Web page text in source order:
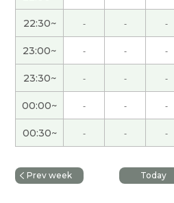
去了台湾旅鼓励学习汉语。
见吧。
( 男性 )
感谢您的上课！我也真可惜
豆腐大部分是即食食品，只有
五十种的饺子的店，听起来
思了！下次也请多关照！
谢谢您的夸奖! 我以后也继续
)
22:30~ - - -
23:00~ - - -
23:30~ - - -
00:00~ - - -
00:30~ - - -
Prev week Today